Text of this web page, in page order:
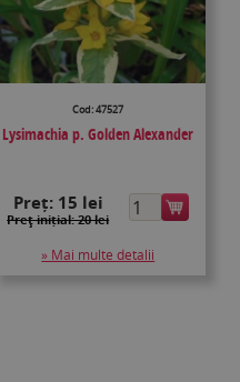
Cod: 47527
Lysimachia p. Golden Alexander
Preț: 15 lei
Preţ inițial: 20 lei
» Mai multe detalii